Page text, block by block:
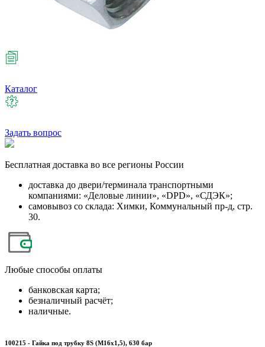
Каталог
Задать вопрос
Бесплатная доставка во все регионы России
доставка до двери/терминала транспортными
компаниями: «Деловые линии», «DPD», «СДЭК»;
самовывоз со склада: Химки, Коммунальный пр-д, стр.
30.
Любые способы оплаты
банковская карта;
безналичный расчёт;
наличные.
100215 - Гайка под трубку 8S (М16х1,5), 630 бар